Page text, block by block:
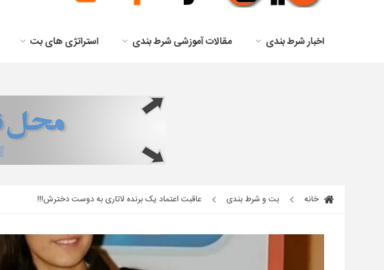
اخبار شرط بندی مقالات آموزشی شرط بندی استراتژی های بت
خانه بت و شرط بندی عاقبت اعتماد یک برنده لاتاری به دوست دخترش!!!